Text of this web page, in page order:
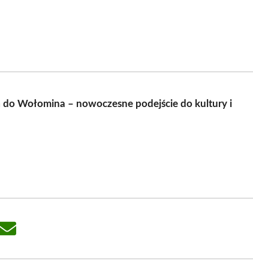
Wołomina – nowoczesne podejście do kultury i
Share